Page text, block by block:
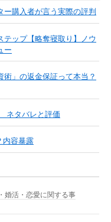
購入者が言う実際の評判
テップ【略奪寝取り】ノウ
ー
術」の返金保証って本当？
ネタバレと評価
内容暴露
婚活・恋愛に関する事